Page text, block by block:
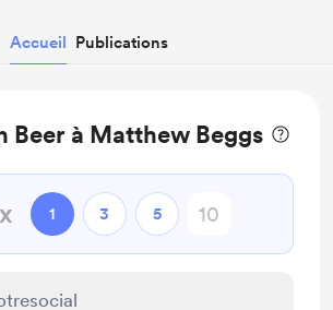
Accueil Publications
Beer à Matthew Beggs
x 1 3 5